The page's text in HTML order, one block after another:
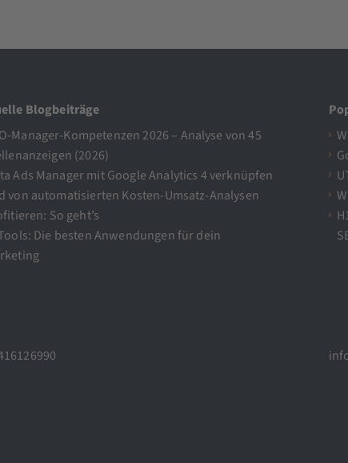
Blogbeiträge
Manager-Kompetenzen 2026 – Analyse von 45
(2026)
Ads Manager mit Google Analytics 4 verknüpfen
von automatisierten Kosten-Umsatz-Analysen
So geht’s
Die besten Anwendungen für dein